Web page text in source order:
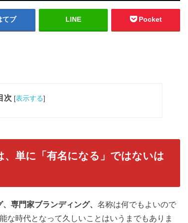
てブ LINE Pocket
次 [表示する]
単に「有名になる」ではないは
専門家ブランディング、 名称は何でもよいので
な時代となって久しいことはいうまでもありま